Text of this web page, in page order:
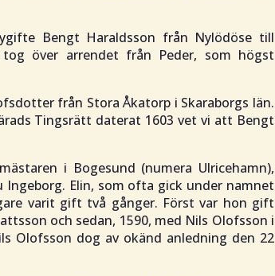
Bengt Haraldsson från Nylödöse till
över arrendet från Peder, som högst
från Stora Åkatorp i Skaraborgs län.
Tingsrätt daterat 1603 vet vi att Bengt
i Bogesund (numera Ulricehamn),
Elin, som ofta gick under namnet
varit gift två gånger. Först var hon gift
och sedan, 1590, med Nils Olofsson i
Olofsson dog av okänd anledning den 22